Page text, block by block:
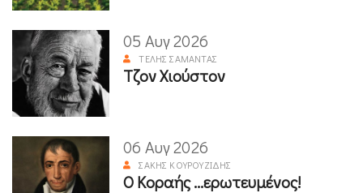
05 Αυγ 2026
ΤΈΛΗΣ ΣΑΜΑΝΤΆΣ
Τζον Χιούστον
06 Αυγ 2026
ΣΆΚΗΣ ΚΟΥΡΟΥΖΊΔΗΣ
Ο Κοραής ...ερωτευμένος!